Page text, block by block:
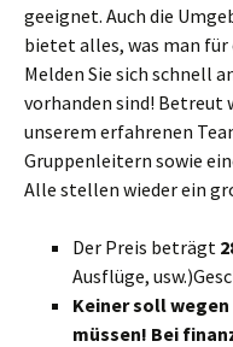
geeignet. Auch die
bietet alles, was man
Melden Sie sich schnell
vorhanden sind! Betreut
unserem erfahrenen
Gruppenleitern sowie
Alle stellen wieder ein
Der Preis beträgt
Ausflüge,
Keiner soll
müssen! Bei